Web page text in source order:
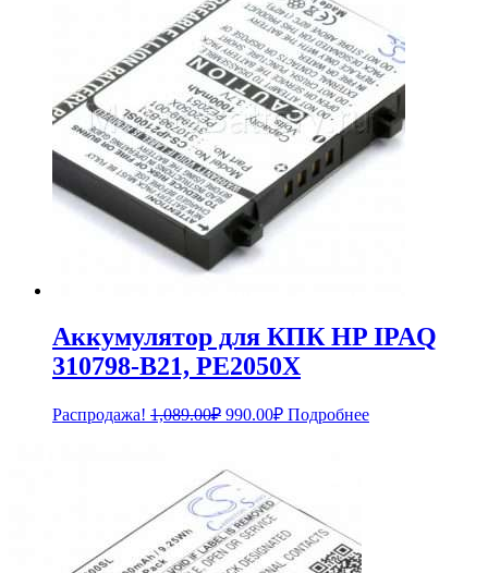
Аккумулятор для КПК HP IPAQ
310798-B21, PE2050X
Распродажа! 1,089.00₽ Первоначальная
1,089.00₽.
990.00₽Текущая
Подробнее